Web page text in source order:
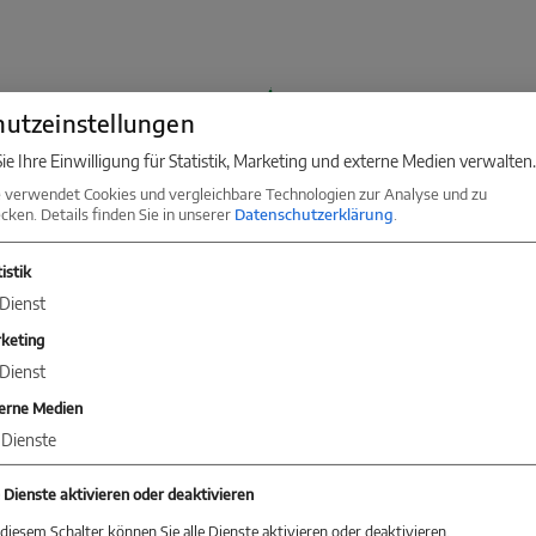
KONTAKT
Sie jetzt Kontakt mit einer Niederlassung in Ihrer
+49 (0) 75 31 - 28 46 78 0
konstanz@baum-immobilien.de
Ihre Einwilligung für Statistik, Marketing und externe Medien verwalten.
Cookies und vergleichbare Technologien zur Analyse und zu
Details finden Sie in unserer Datenschutzerklärung.
Dienst
Dienst
Medien
Dienste
Dienste aktivieren oder deaktivieren
Schalter können Sie alle Dienste aktivieren oder deaktivieren.